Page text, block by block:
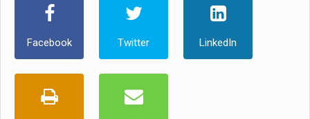
Facebook Twitter LinkedIn